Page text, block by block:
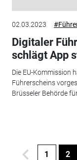
02.03.2023
Digitaler
schlägt App
Die EU-Kommission
Führerscheins
Brüsseler Behörde
1 2